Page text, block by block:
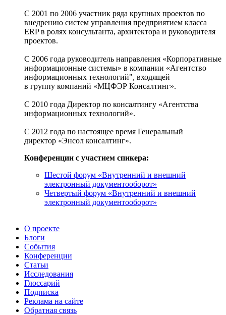
С 2001 по 2006 участник ряда крупных проектов по
внедрению систем управления предприятием класса
ERP в ролях консультанта, архитектора и руководителя
проектов.
С 2006 года руководитель направления «Корпоративные
информационные системы» в компании «Агентство
информационных технологий", входящей
в группу компаний «МЦФЭР Консалтинг».
С 2010 года Директор по консалтингу «Агентства
информационных технологий».
С 2012 года по настоящее время Генеральный
директор «Энсол консалтинг».
Конференции с участием спикера:
Шестой форум «Внутренний и внешний
электронный документооборот»
Четвертый форум «Внутренний и внешний
электронный документооборот»
О проекте
Блоги
События
Конференции
Статьи
Исследования
Глоссарий
Подписка
Реклама на сайте
Обратная связь